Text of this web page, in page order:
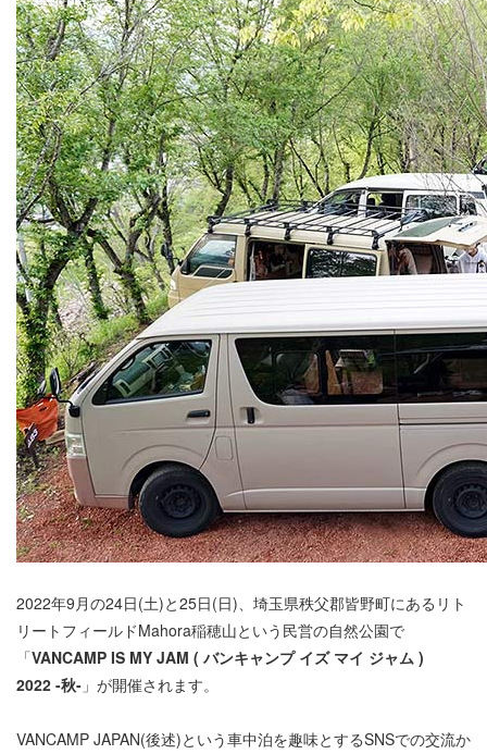
2022年9月の24日(土)と25日(日)、埼玉県秩父郡皆野町にあるリト
リートフィールドMahora稲穂山という民営の自然公園で
「VANCAMP IS MY JAM ( バンキャンプ イズ マイ ジャム )
2022 -秋- 」が開催されます。
VANCAMP JAPAN(後述)という車中泊を趣味とするSNSでの交流か